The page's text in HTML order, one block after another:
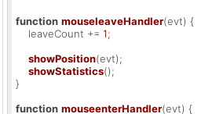
function mouseleaveHandler(evt) {
    leaveCount +=
1;
showPosition(evt);
showStatistics();
}
function mouseenterHandler(evt) {